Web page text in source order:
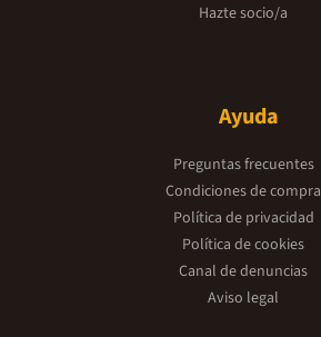
Hazte socio/a
Ayuda
Preguntas frecuentes
Condiciones de compra
Política de privacidad
Política de cookies
Canal de denuncias
Aviso legal